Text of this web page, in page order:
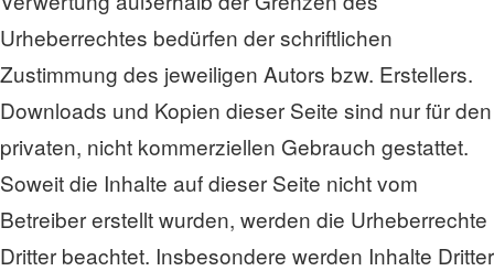
Urheberrechtes bedürfen der schriftlichen
Zustimmung des jeweiligen Autors bzw. Erstellers.
Downloads und Kopien dieser Seite sind nur für den
privaten, nicht kommerziellen Gebrauch gestattet.
Soweit die Inhalte auf dieser Seite nicht vom
Betreiber erstellt wurden, werden die Urheberrechte
Dritter beachtet. Insbesondere werden Inhalte Dritter